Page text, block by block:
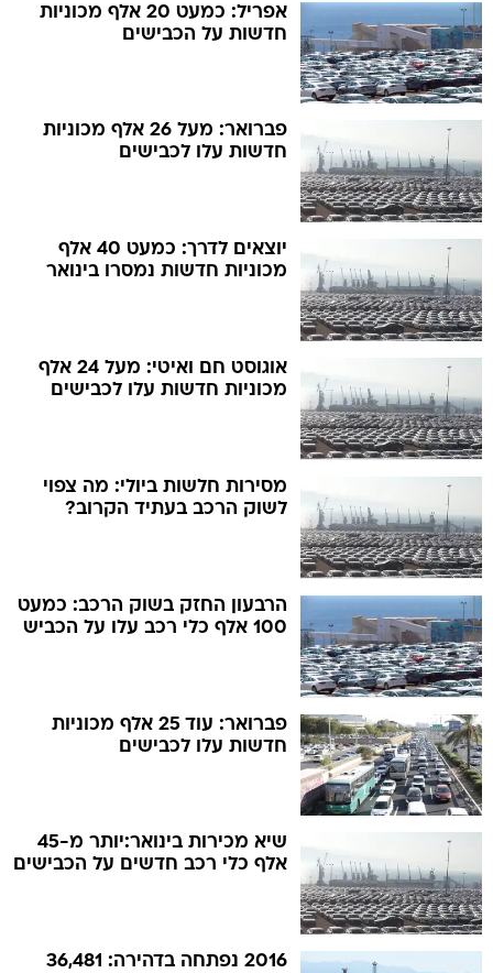
אפריל: כמעט 20 אלף מכוניות
חדשות על הכבישים
פברואר: מעל 26 אלף מכוניות
חדשות עלו לכבישים
יוצאים לדרך: כמעט 40 אלף
מכוניות חדשות נמסרו בינואר
אוגוסט חם ואיטי: מעל 24 אלף
מכוניות חדשות עלו לכבישים
מסירות חלשות ביולי: מה צפוי
לשוק הרכב בעתיד הקרוב?
הרבעון החזק בשוק הרכב: כמעט
100 אלף כלי רכב עלו על הכביש
פברואר: עוד 25 אלף מכוניות
חדשות עלו לכבישים
שיא מכירות בינואר:יותר מ-45
אלף כלי רכב חדשים על הכבישים
2016 נפתחה בדהירה: 36,481